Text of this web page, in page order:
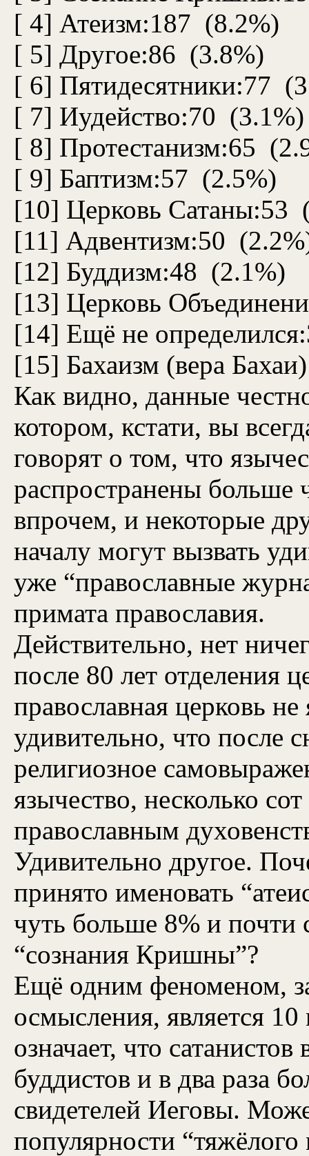
[ 4] Атеизм:187 (8.2%)
[ 5] Другое:86 (3.8%)
[ 6] Пятидесятники:77
[ 7] Иудейство:70 (3.1%)
[ 8] Протестанизм:65
[ 9] Баптизм:57 (2.5%)
[10] Церковь Сатаны:53
[11] Адвентизм:50
[12] Буддизм:48 (2.1%)
[13] Церковь
[14] Ещё не
[15] Бахаизм (вера
Как видно, данные
котором, кстати, вы
говорят о том, что
распространены больше
впрочем, и некоторые
началу могут вызвать
уже “православные
примата православия.
Действительно, нет
после 80 лет отделения
православная церковь
удивительно, что после
религиозное
язычество, несколько
православным
Удивительно другое.
принято именовать
чуть больше 8% и почти
“сознания Кришны”?
Ещё одним феноменом,
осмысления, является
означает, что
буддистов и в два раза
свидетелей Иеговы.
популярности